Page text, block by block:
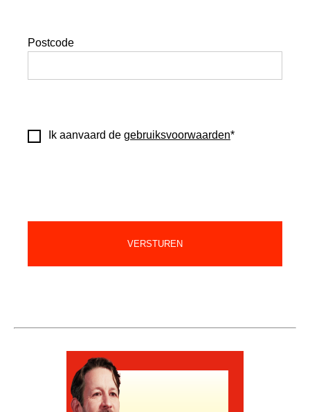
Postcode
Ik aanvaard de gebruiksvoorwaarden*